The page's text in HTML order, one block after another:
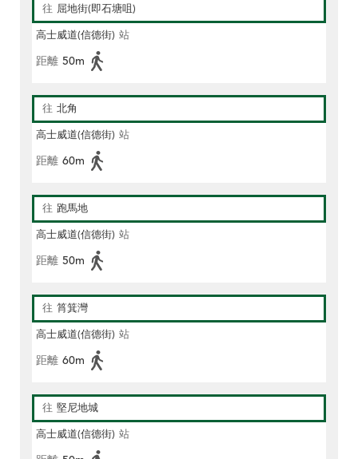
往 屈地街(即石塘咀)
高士威道(信德街) 站
距離 50m
往 北角
高士威道(信德街) 站
距離 60m
往 跑馬地
高士威道(信德街) 站
距離 50m
往 筲箕灣
高士威道(信德街) 站
距離 60m
往 堅尼地城
高士威道(信德街) 站